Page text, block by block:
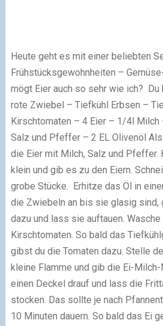
Heute geht es mit einer beliebten
Frühstücksgewohnheiten –
mögt Eier auch so sehr wie ich? Du
rote Zwiebel – Tiefkühl Erbsen –
Kirschtomaten – 4 Eier – 1/4l
Salz und Pfeffer – 2 EL Olivenöl
die Eier mit Milch, Salz und Pfeffer.
klein und gib es zu den Eiern.
grobe Stücke. Erhitze das Öl in
die Zwiebeln an bis sie glasig sind,
dazu und lass sie auftauen.
Kirschtomaten. So bald das
gibst du die Tomaten dazu. Stelle
kleine Flamme und gib die Ei-Milch-
einen Deckel drauf und lass die
stocken. Das sollte je nach
10 Minuten dauern. So bald das Ei